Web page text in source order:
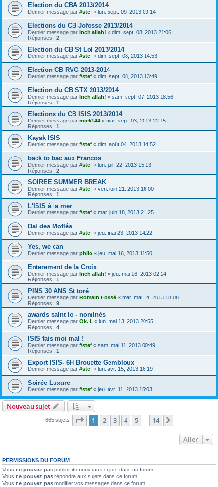
Election du CBA 2013/2014
Dernier message par #stef « lun. sept. 09, 2013 09:14
Elections du CB Jofosse 2013/2014
Dernier message par Inch'allah! « dim. sept. 08, 2013 21:06
Réponses : 2
Election du CB St Lol 2013/2014
Dernier message par #stef « dim. sept. 08, 2013 14:53
Election CB RVG 2013-2014
Dernier message par #stef « dim. sept. 08, 2013 13:49
Election du CB STX 2013/2014
Dernier message par Inch'allah! « sam. sept. 07, 2013 18:56
Réponses : 1
Elections du CB ISIS 2013/2014
Dernier message par mick144 « mar. sept. 03, 2013 22:15
Réponses : 1
Kayak ISIS
Dernier message par #stef « dim. août 04, 2013 14:52
back to bac aux Francos
Dernier message par #stef « lun. juil. 22, 2013 15:13
Réponses : 2
SOIREE SUMMER BREAK
Dernier message par #stef « ven. juin 21, 2013 16:00
Réponses : 1
L'ISIS à la mer
Dernier message par #stef « mar. juin 18, 2013 21:25
Bal des Moflés
Dernier message par #stef « jeu. mai 23, 2013 14:22
Yes, we can
Dernier message par philo « jeu. mai 16, 2013 11:50
Enterement de la Croix
Dernier message par Inch'allah! « jeu. mai 16, 2013 02:24
Réponses : 1
PINS 30 ANS St toré
Dernier message par Romain Fossé « mar. mai 14, 2013 18:08
Réponses : 9
awards saint lo - nominés
Dernier message par Ok. L « lun. mai 13, 2013 20:55
Réponses : 4
ISIS fais moi mal !
Dernier message par #stef « sam. mai 11, 2013 00:49
Réponses : 1
Export ISIS- 6H Brouette Gembloux
Dernier message par #stef « lun. avr. 15, 2013 16:19
Soirée Luxure
Dernier message par #stef « jeu. avr. 11, 2013 15:03
Nouveau sujet
665 sujets Page 1sur14
1 2 3 4 5 14
Aller
PERMISSIONS DU FORUM
Vous ne pouvez pas publier de nouveaux sujets dans ce forum
Vous ne pouvez pas répondre aux sujets dans ce forum
Vous ne pouvez pas modifier vos messages dans ce forum